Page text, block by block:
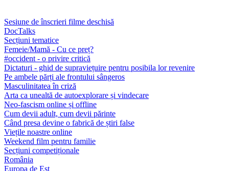
Sesiune de înscrieri filme deschisă
DocTalks
Secțiuni tematice
Femeie/Mamă - Cu ce preț?
#occident - o privire critică
Dictaturi - ghid de supraviețuire pentru posibila lor revenire
Pe ambele părți ale frontului sângeros
Masculinitatea în criză
Arta ca unealtă de autoexplorare și vindecare
Neo-fascism online și offline
Cum devii adult, cum devii părinte
Când presa devine o fabrică de știri false
Viețile noastre online
Weekend film pentru familie
Secțiuni competiționale
România
Europa de Est